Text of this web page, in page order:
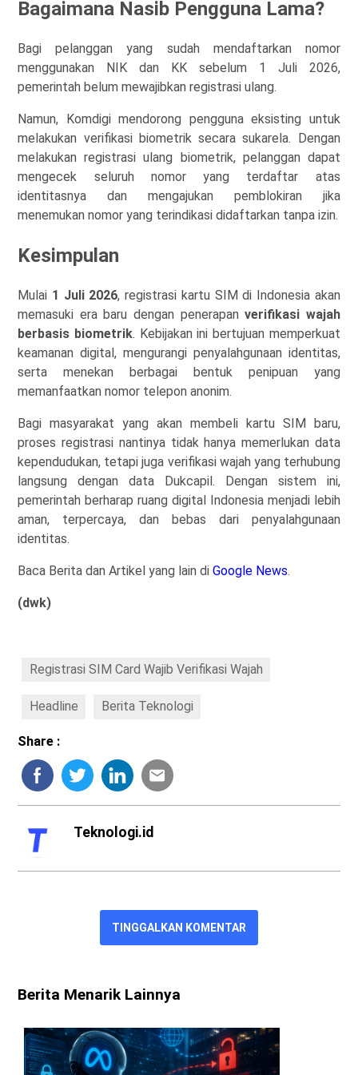
Bagaimana Nasib Pengguna Lama?
Bagi pelanggan yang sudah mendaftarkan nomor
menggunakan NIK dan KK sebelum 1 Juli 2026,
pemerintah belum mewajibkan registrasi ulang.
Namun, Komdigi mendorong pengguna eksisting untuk
melakukan verifikasi biometrik secara sukarela. Dengan
melakukan registrasi ulang biometrik, pelanggan dapat
mengecek seluruh nomor yang terdaftar atas
identitasnya dan mengajukan pemblokiran jika
menemukan nomor yang terindikasi didaftarkan tanpa izin.
Kesimpulan
Mulai 1 Juli 2026, registrasi kartu SIM di Indonesia akan
memasuki era baru dengan penerapanverifikasi wajah
berbasis biometrik. Kebijakan ini bertujuan memperkuat
keamanan digital, mengurangi penyalahgunaan identitas,
serta menekan berbagai bentuk penipuan yang
memanfaatkan nomor telepon anonim.
Bagi masyarakat yang akan membeli kartu SIM baru,
proses registrasi nantinya tidak hanya memerlukan data
kependudukan, tetapi juga verifikasi wajah yang terhubung
langsung dengan data Dukcapil. Dengan sistem ini,
pemerintah berharap ruang digital Indonesia menjadi lebih
aman, terpercaya, dan bebas dari penyalahgunaan
identitas.
Baca Berita dan Artikel yang lain diGoogle News.
(dwk)
Registrasi SIM Card Wajib Verifikasi Wajah
Headline Berita Teknologi
Share :
Teknologi.id
TINGGALKAN KOMENTAR
Berita Menarik Lainnya